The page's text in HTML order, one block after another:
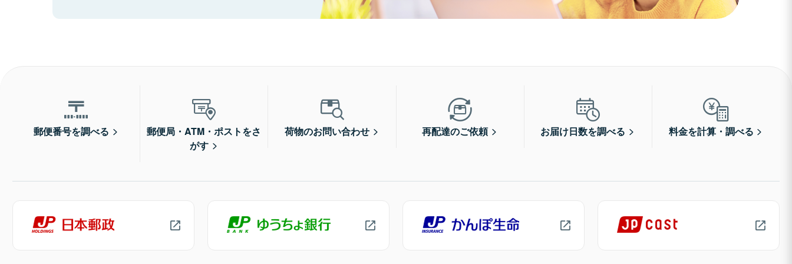
郵便番号を調べる
郵便局・ATM・ポストをさ
がす
荷物のお問い合わせ 再配達のご依頼 お届け日数を調べる 料金を計算・調べる